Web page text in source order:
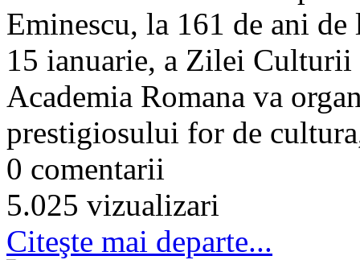
Eminescu, la 161 de ani de
15 ianuarie, a Zilei Culturii
Academia Romana va
prestigiosului for de
0 comentarii
5.025 vizualizari
Citeşte mai departe...